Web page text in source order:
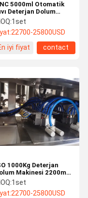
5000ml Otomatik
Deterjan Dolum
Paketleme
1set
22700-25800USD
iyi fiyat
contact
1000Kg Deterjan
Makinesi 2200mm
Şişe Dolum
1set
22700-25800USD